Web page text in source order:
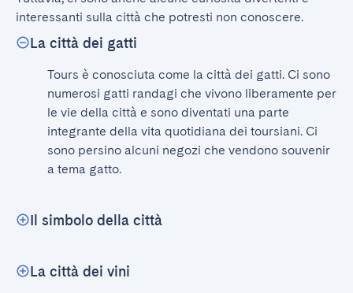
interessanti sulla città che potresti non conoscere.
La città dei gatti
Tours è conosciuta come la città dei gatti. Ci sono
numerosi gatti randagi che vivono liberamente per
le vie della città e sono diventati una parte
integrante della vita quotidiana dei toursiani. Ci
sono persino alcuni negozi che vendono souvenir
a tema gatto.
Il simbolo della città
La città dei vini